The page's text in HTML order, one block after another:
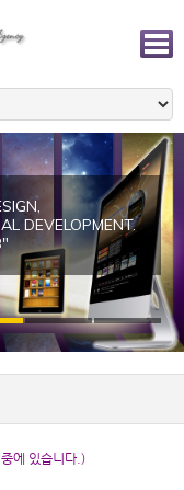
DEVELOPMENT.
에 있습니다.)